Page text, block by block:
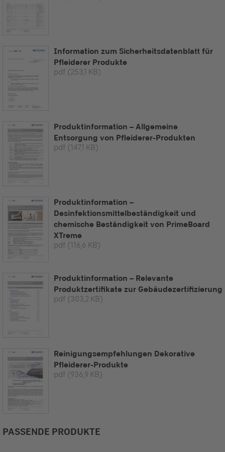
Information zum Sicherheitsdatenblatt für
Pfleiderer Produkte
pdf (253,1 KB)
Produktinformation – Allgemeine
Entsorgung von Pfleiderer-Produkten
pdf (147,1 KB)
Produktinformation –
Desinfektionsmittelbeständigkeit und
chemische Beständigkeit von PrimeBoard
XTreme
pdf (116,6 KB)
Produktinformation – Relevante
Produktzertifikate zur Gebäudezertifizierung
pdf (303,2 KB)
Reinigungsempfehlungen Dekorative
Pfleiderer-Produkte
pdf (936,9 KB)
PASSENDE PRODUKTE